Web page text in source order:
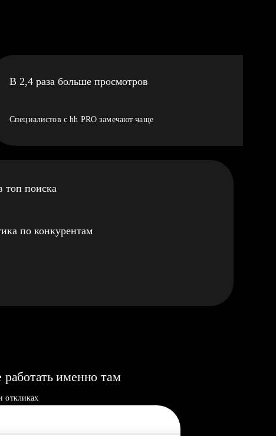
В 2,4 раза больше просмотров
Специалистов с hh PRO замечают чаще
топ поиска
по конкурентам
именно там
откликах